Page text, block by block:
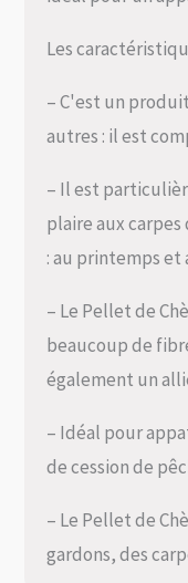
Les
– C'est un
autres : il est
– Il est
plaire aux
: au printemps et
– Le Pellet de
beaucoup de
également un
– Idéal pour
de cession de
– Le Pellet de
gardons, des